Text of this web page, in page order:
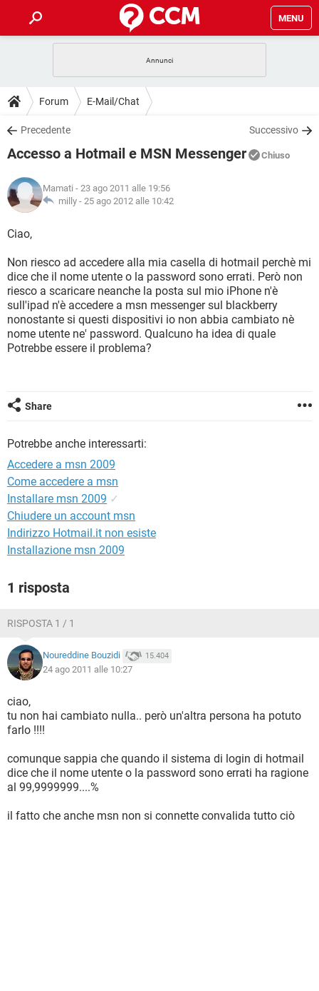
MENU
INTRATTENIMENTO
iOS
INSTAGRAM WHATSAPP
TIKTOK
HARDWARE
GUIDE
COVID-19
INSTAGRAM
TIKTOK
HARDWARE
DOWNLOAD
COVID-19 GAMING
INTRATTENIMENTO
iOS WINDOWS 10
INSTAGRAM
HARDWARE
COVID-19
INTRATTENIMENTO
iOS
INSTAGRAM WHATSAPP
TIKTOK FACEBOOK
HARDWARE
GLOSSARIO
COVID-19
iOS WINDOWS 10
INSTAGRAM
TIKTOK FACEBOOK
HARDWARE
Forum E-Mail/Chat
Precedente Successivo
Accesso a Hotmail e MSN Messenger Chiuso
Mamati - 23 ago 2011 alle 19:56
milly - 25 ago 2012 alle 10:42
Ciao,
Non riesco ad accedere alla mia casella di hotmail perchè mi
dice che il nome utente o la password sono errati. Però non
riesco a scaricare neanche la posta sul mio iPhone n'è
sull'ipad n'è accedere a msn messenger sul blackberry
nonostante si questi dispositivi io non abbia cambiato nè
nome utente ne' password. Qualcuno ha idea di quale
Potrebbe essere il problema?
Share
Potrebbe anche interessarti:
Accedere a msn 2009
Come accedere a msn
Installare msn 2009 ✓
Chiudere un account msn
Indirizzo Hotmail.it non esiste
Installazione msn 2009
1 risposta
RISPOSTA 1 / 1
Noureddine Bouzidi 15.404
24 ago 2011 alle 10:27
ciao,
tu non hai cambiato nulla.. però un'altra persona ha potuto
farlo !!!!
comunque sappia che quando il sistema di login di hotmail
dice che il nome utente o la password sono errati ha ragione
al 99,9999999....%
il fatto che anche msn non si connette convalida tutto ciò